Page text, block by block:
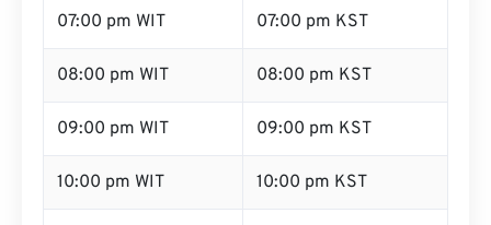
07:00 pm WIT 07:00 pm KST
08:00 pm WIT 08:00 pm KST
09:00 pm WIT 09:00 pm KST
10:00 pm WIT 10:00 pm KST